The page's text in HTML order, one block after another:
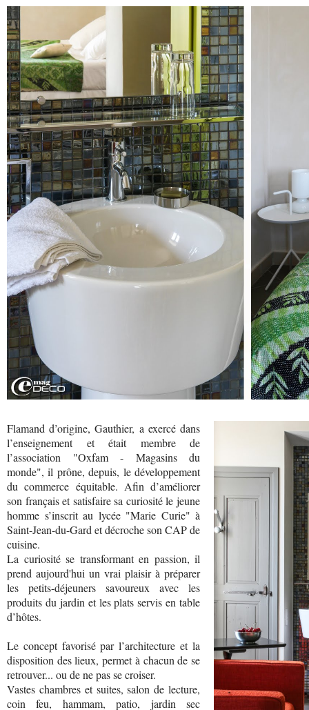
Flamand d’origine, Gauthier, a exercé dans
l’enseignement et était membre de
l’association "Oxfam - Magasins du
monde", il prône, depuis, le développement
du commerce équitable. Afin d’améliorer
son français et satisfaire sa curiosité le jeune
homme s’inscrit au lycée "Marie Curie" à
Saint-Jean-du-Gard et décroche son CAP de
cuisine.
La curiosité se transformant en passion, il
prend aujourd'hui un vrai plaisir à préparer
les petits-déjeuners savoureux avec les
produits du jardin et les plats servis en table
d’hôtes.
Le concept favorisé par l’architecture et la
disposition des lieux, permet à chacun de se
retrouver... ou de ne pas se croiser.
Vastes chambres et suites, salon de lecture,
coin feu, hammam, patio, jardin sec